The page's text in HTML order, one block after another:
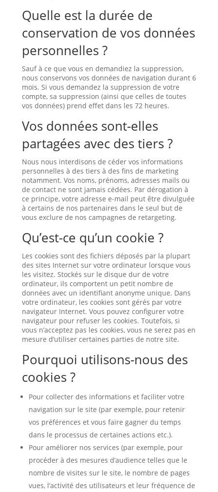
Quelle est la durée de
conservation de vos données
personnelles ?
Sauf à ce que vous en demandiez la suppression,
nous conservons vos données de navigation durant 6
mois. Si vous demandez la suppression de votre
compte, sa suppression (ainsi que celles de toutes
vos données) prend effet dans les 72 heures.
Vos données sont-elles
partagées avec des tiers ?
Nous nous interdisons de céder vos informations
personnelles à des tiers à des fins de marketing
notamment. Vos noms, prénoms, adresses mails ou
de contact ne sont jamais cédées. Par dérogation à
ce principe, votre adresse e-mail peut être divulguée
à certains de nos partenaires dans le seul but de
vous exclure de nos campagnes de retargeting.
Qu’est-ce qu’un cookie ?
Les cookies sont des fichiers déposés par la plupart
des sites Internet sur votre ordinateur lorsque vous
les visitez. Stockés sur le disque dur de votre
ordinateur, ils comportent un petit nombre de
données avec un identifiant anonyme unique. Dans
votre ordinateur, les cookies sont gérés par votre
navigateur Internet. Vous pouvez configurer votre
navigateur pour refuser les cookies. Toutefois, si
vous n’acceptez pas les cookies, vous ne serez pas en
mesure d’utiliser certaines parties de notre site.
Pourquoi utilisons-nous des
cookies ?
Pour collecter des informations et faciliter votre
navigation sur le site (par exemple, pour retenir
vos préférences et vous faire gagner du temps
dans le processus de certaines actions etc.).
Pour améliorer nos services (par exemple, pour
procéder à des mesures d’audience telles que le
nombre de visites sur le site, le nombre de pages
vues, l’activité des utilisateurs et leur fréquence de